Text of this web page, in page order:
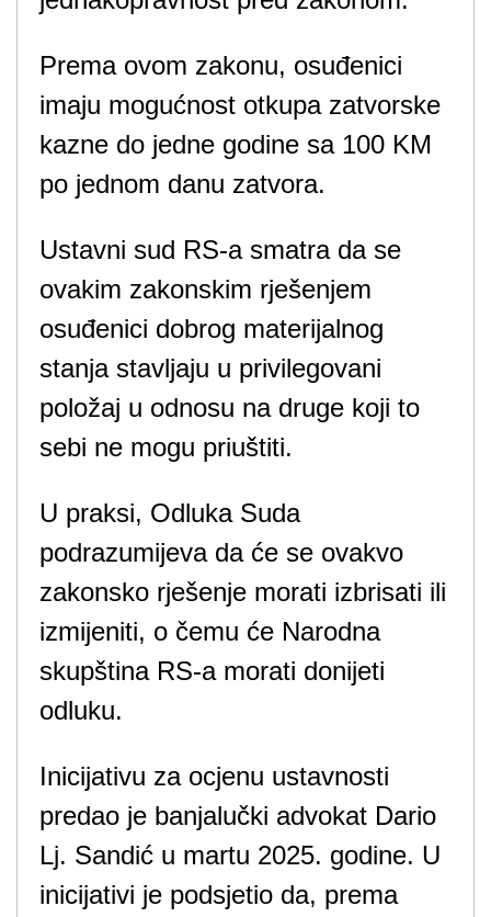
Prema ovom zakonu, osuđenici
imaju mogućnost otkupa zatvorske
kazne do jedne godine sa 100 KM
po jednom danu zatvora.
Ustavni sud RS-a smatra da se
ovakim zakonskim rješenjem
osuđenici dobrog materijalnog
stanja stavljaju u privilegovani
položaj u odnosu na druge koji to
sebi ne mogu priuštiti.
U praksi, Odluka Suda
podrazumijeva da će se ovakvo
zakonsko rješenje morati izbrisati ili
izmijeniti, o čemu će Narodna
skupština RS-a morati donijeti
odluku.
Inicijativu za ocjenu ustavnosti
predao je banjalučki advokat Dario
Lj. Sandić u martu 2025. godine. U
inicijativi je podsjetio da, prema